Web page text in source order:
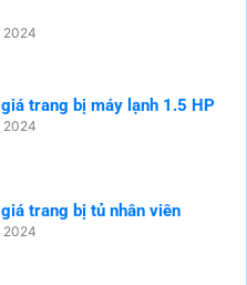
2024
trang bị máy lạnh 1.5 HP
2024
trang bị tủ nhân viên
2024